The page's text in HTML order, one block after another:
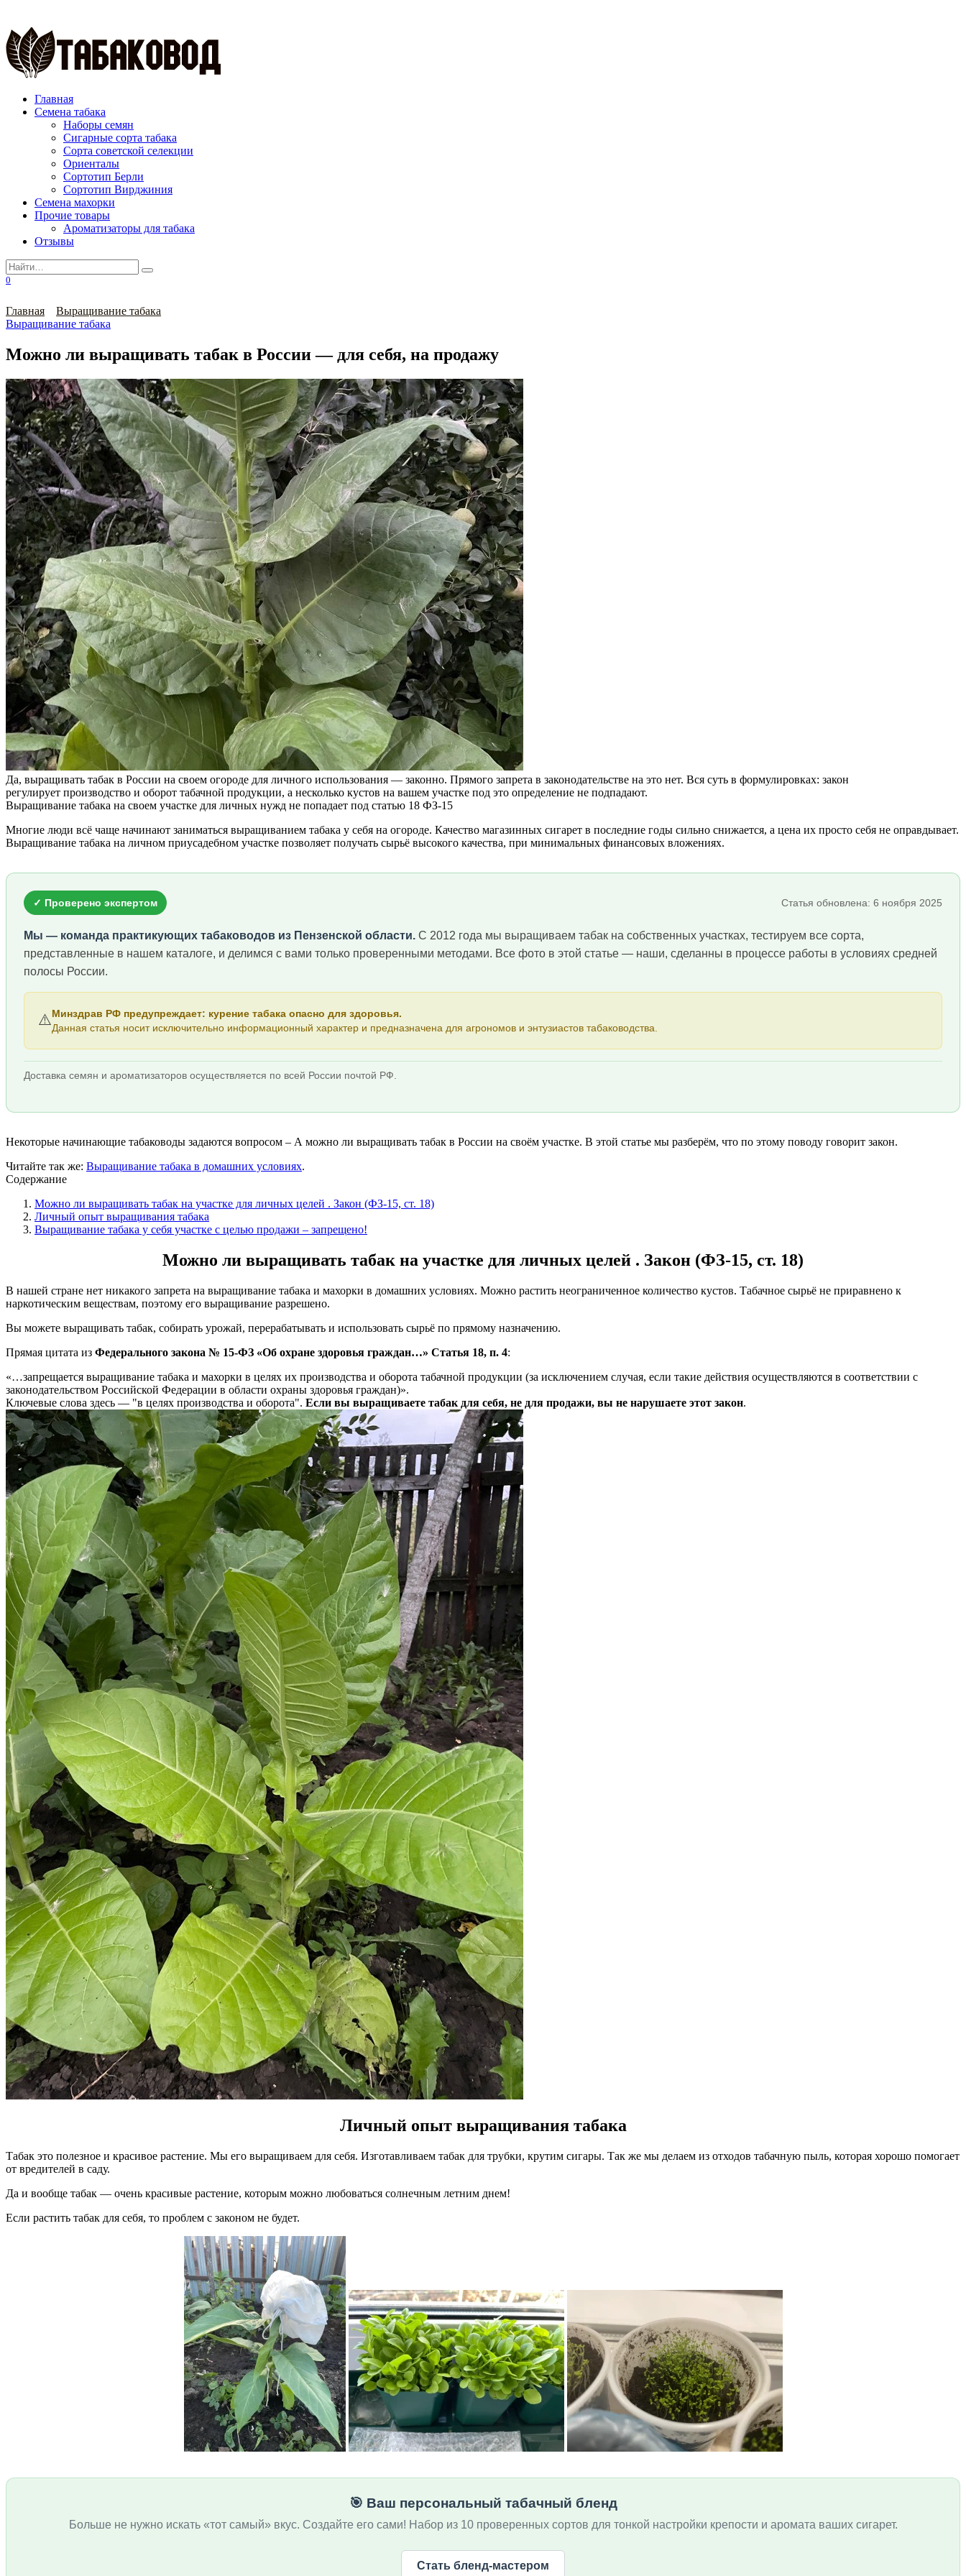
содержанию
Главная
Семена табака
Наборы семян
Сигарные сорта табака
Сорта советской селекции
Ориенталы
Сортотип Берли
Сортотип Вирджиния
Семена махорки
Прочие товары
Ароматизаторы для табака
Отзывы
Search
for:
0
Главная
Выращивание табака
Выращивание табака
Можно ли выращивать табак в России — для себя, на продажу
Да, выращивать табак в России на своем огороде для личного использования — законно. Прямого запрета в законодательстве на это нет. Вся суть в формулировках: закон
регулирует производство и оборот табачной продукции, а несколько кустов на вашем участке под это определение не подпадают.
Выращивание табака на своем участке для личных нужд не попадает под статью 18 ФЗ-15
Многие люди всё чаще начинают заниматься выращиванием табака у себя на огороде. Качество магазинных сигарет в последние годы сильно снижается, а цена их просто себя не оправдывает.
Выращивание табака на личном приусадебном участке позволяет получать сырьё высокого качества, при минимальных финансовых вложениях.
✓ Проверено экспертом Статья обновлена: 6 ноября 2025
Мы — команда практикующих табаководов из Пензенской области. С 2012 года мы выращиваем табак на собственных участках, тестируем все сорта,
представленные в нашем каталоге, и делимся с вами только проверенными методами. Все фото в этой статье — наши, сделанны в процессе работы в условиях средней
полосы России.
⚠️Минздрав РФ предупреждает: курение табака опасно для здоровья.
Данная статья носит исключительно информационный характер и предназначена для агрономов и энтузиастов табаководства.
Доставка семян и ароматизаторов осуществляется по всей России почтой РФ.
Некоторые начинающие табаководы задаются вопросом – А можно ли выращивать табак в России на своём участке. В этой статье мы разберём, что по этому поводу говорит закон.
Читайте так же: Выращивание табака в домашних условиях.
Содержание
Можно ли выращивать табак на участке для личных целей . Закон (ФЗ-15, ст. 18)
Личный опыт выращивания табака
Выращивание табака у себя участке с целью продажи – запрещено!
Можно ли выращивать табак на участке для личных целей . Закон (ФЗ-15, ст. 18)
В нашей стране нет никакого запрета на выращивание табака и махорки в домашних условиях. Можно растить неограниченное количество кустов. Табачное сырьё не приравнено к
наркотическим веществам, поэтому его выращивание разрешено.
Вы можете выращивать табак, собирать урожай, перерабатывать и использовать сырьё по прямому назначению.
Прямая цитата из Федерального закона № 15-ФЗ «Об охране здоровья граждан…» Статья 18, п. 4:
«…запрещается выращивание табака и махорки в целях их производства и оборота табачной продукции (за исключением случая, если такие действия осуществляются в соответствии с
законодательством Российской Федерации в области охраны здоровья граждан)».
Ключевые слова здесь — "в целях производства и оборота". Если вы выращиваете табак для себя, не для продажи, вы не нарушаете этот закон.
Личный опыт выращивания табака
Табак это полезное и красивое растение. Мы его выращиваем для себя. Изготавливаем табак для трубки, крутим сигары. Так же мы делаем из отходов табачную пыль, которая хорошо помогает
от вредителей в саду.
Да и вообще табак — очень красивые растение, которым можно любоваться солнечным летним днем!
Если растить табак для себя, то проблем с законом не будет.
🎯 Ваш персональный табачный бленд
Больше не нужно искать «тот самый» вкус. Создайте его сами! Набор из 10 проверенных сортов для тонкой настройки крепости и аромата ваших сигарет.
Стать бленд-мастером